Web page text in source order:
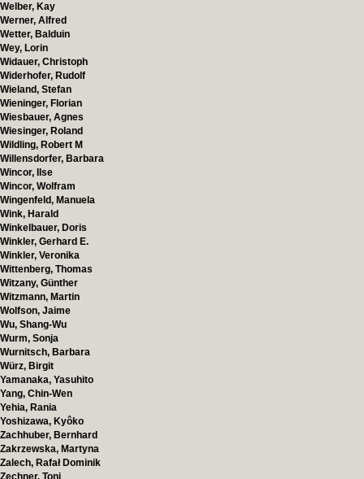
Welber, Kay
Werner, Alfred
Wetter, Balduin
Wey, Lorin
Widauer, Christoph
Widerhofer, Rudolf
Wieland, Stefan
Wieninger, Florian
Wiesbauer, Agnes
Wiesinger, Roland
Wildling, Robert M
Willensdorfer, Barbara
Wincor, Ilse
Wincor, Wolfram
Wingenfeld, Manuela
Wink, Harald
Winkelbauer, Doris
Winkler, Gerhard E.
Winkler, Veronika
Wittenberg, Thomas
Witzany, Günther
Witzmann, Martin
Wolfson, Jaime
Wu, Shang-Wu
Wurm, Sonja
Wurnitsch, Barbara
Würz, Birgit
Yamanaka, Yasuhito
Yang, Chin-Wen
Yehia, Rania
Yoshizawa, Kyôko
Zachhuber, Bernhard
Zakrzewska, Martyna
Zalech, Rafał Dominik
Zechner, Toni